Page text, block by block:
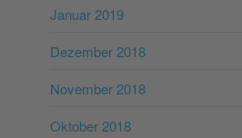
Januar 2019
Dezember 2018
November 2018
Oktober 2018